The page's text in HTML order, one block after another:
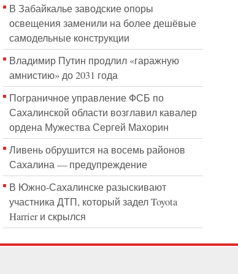
В Забайкалье заводские опоры
освещения заменили на более дешёвые
самодельные конструкции
Владимир Путин продлил «гаражную
амнистию» до 2031 года
Пограничное управление ФСБ по
Сахалинской области возглавил кавалер
ордена Мужества Сергей Махорин
Ливень обрушится на восемь районов
Сахалина — предупреждение
В Южно-Сахалинске разыскивают
участника ДТП, который задел Toyota
Harrier и скрылся